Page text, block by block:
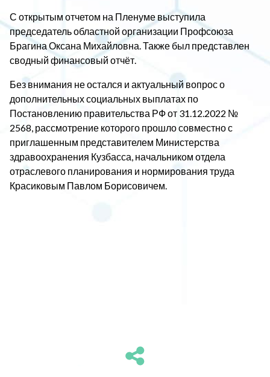
С открытым отчетом на Пленуме выступила
председатель областной организации Профсоюза
Брагина Оксана Михайловна. Также был представлен
сводный финансовый отчёт.
Без внимания не остался и актуальный вопрос о
дополнительных социальных выплатах по
Постановлению правительства РФ от 31.12.2022 №
2568, рассмотрение которого прошло совместно с
приглашенным представителем Министерства
здравоохранения Кузбасса, начальником отдела
отраслевого планирования и нормирования труда
Красиковым Павлом Борисовичем.